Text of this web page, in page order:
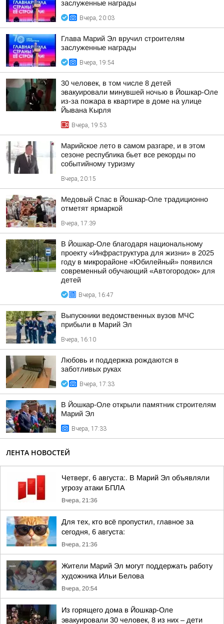
заслуженные награды
Вчера, 20:03
Глава Марий Эл вручил строителям
заслуженные награды
Вчера, 19:54
30 человек, в том числе 8 детей
эвакуировали минувшей ночью в Йошкар-Оле
из-за пожара в квартире в доме на улице
Йывана Кырля
Вчера, 19:53
Марийское лето в самом разгаре, и в этом
сезоне республика бьет все рекорды по
событийному туризму
Вчера, 20:15
Медовый Спас в Йошкар-Оле традиционно
отметят ярмаркой
Вчера, 17:39
В Йошкар-Оле благодаря национальному
проекту «Инфраструктура для жизни» в 2025
году в микрорайоне «Юбилейный» появился
современный обучающий «Автогородок» для
детей
Вчера, 16:47
Выпускники ведомственных вузов МЧС
прибыли в Марий Эл
Вчера, 16:10
Любовь и поддержка рождаются в
заботливых руках
Вчера, 17:33
В Йошкар-Оле открыли памятник строителям
Марий Эл
Вчера, 17:33
ЛЕНТА НОВОСТЕЙ
Четверг, 6 августа:. В Марий Эл объявляли
угрозу атаки БПЛА
Вчера, 21:36
Для тех, кто всё пропустил, главное за
сегодня, 6 августа:
Вчера, 21:36
Жители Марий Эл могут поддержать работу
художника Ильи Белова
Вчера, 20:54
Из горящего дома в Йошкар-Оле
эвакуировали 30 человек, 8 из них – дети